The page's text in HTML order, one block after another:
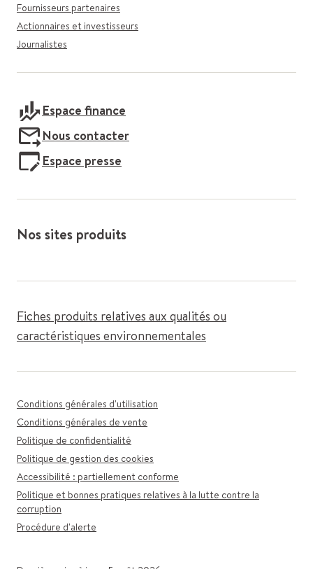
Fournisseurs partenaires
Actionnaires et investisseurs
Journalistes
Espace finance
Nous contacter
Espace presse
Nos sites produits
Fiches produits relatives aux qualités ou
caractéristiques environnementales
Conditions générales d'utilisation
Conditions générales de vente
Politique de confidentialité
Politique de gestion des cookies
Accessibilité : partiellement conforme
Politique et bonnes pratiques relatives à la lutte contre la
corruption
Procédure d'alerte